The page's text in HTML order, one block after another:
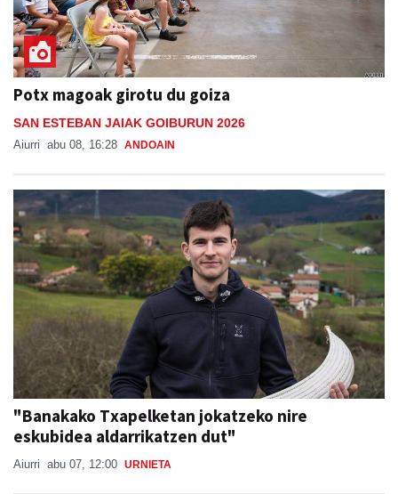
Potx magoak girotu du goiza
SAN ESTEBAN JAIAK GOIBURUN 2026
Aiurri abu 08, 16:28 ANDOAIN
"Banakako Txapelketan jokatzeko nire
eskubidea aldarrikatzen dut"
Aiurri abu 07, 12:00 URNIETA